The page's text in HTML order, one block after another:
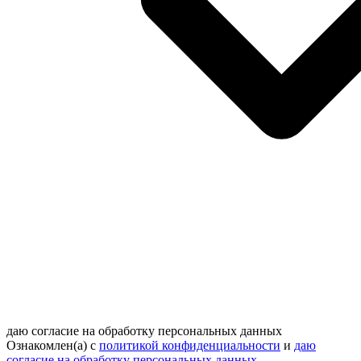
даю согласие на обработку персональных данных
Ознакомлен(а) с политикой конфиденциальности и даю